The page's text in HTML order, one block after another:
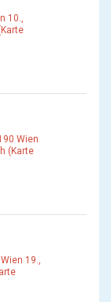
10.,
Wien
(Karte
19.,